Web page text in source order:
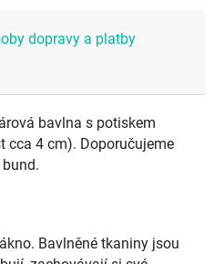
dopravy a platby
bavlna s potiskem
cca 4 cm). Doporučujeme
Bavlněné tkaniny jsou